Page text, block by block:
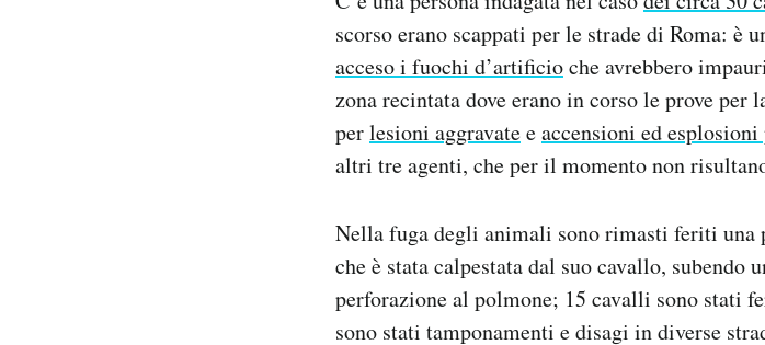
scorso erano scappati per le strade di Roma: è
acceso i fuochi d’artificioche avrebbero
zona recintata dove erano in corso le prove per
perlesioni aggravateeaccensioni ed
altri tre agenti, che per il momento non
Nella fuga degli animali sono rimasti feriti
che è stata calpestata dal suo cavallo, subendo
perforazione al polmone; 15 cavalli sono stati
sono stati tamponamenti e disagi in diverse